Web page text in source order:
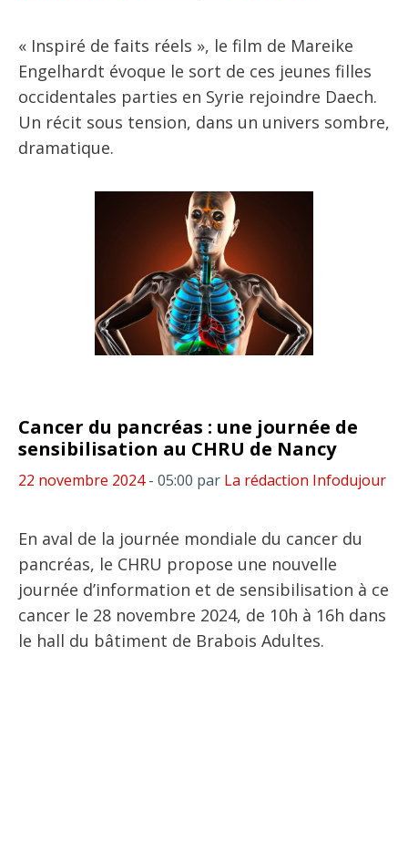
« Inspiré de faits réels », le film de Mareike
Engelhardt évoque le sort de ces jeunes filles
occidentales parties en Syrie rejoindre Daech.
Un récit sous tension, dans un univers sombre,
dramatique.
Cancer du pancréas : une journée de
sensibilisation au CHRU de Nancy
22 novembre 2024- 05:00 par La rédaction Infodujour
En aval de la journée mondiale du cancer du
pancréas, le CHRU propose une nouvelle
journée d’information et de sensibilisation à ce
cancer le 28 novembre 2024, de 10h à 16h dans
le hall du bâtiment de Brabois Adultes.